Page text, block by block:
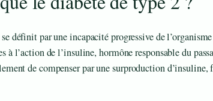
se définit par une incapacité progressive de
à l’action de l’insuline, hormône responsable du
de compenser par une surproduction d’insuline,